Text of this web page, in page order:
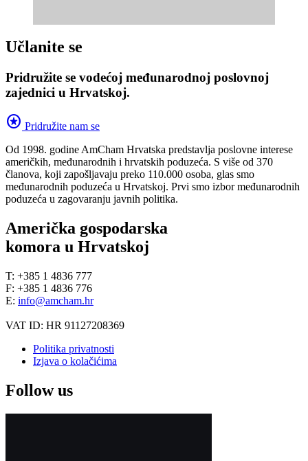
Učlanite se
Pridružite se vodećoj međunarodnoj poslovnoj
zajednici u Hrvatskoj.
stars Pridružite nam se
Od 1998. godine AmCham Hrvatska predstavlja poslovne interese
američkih, međunarodnih i hrvatskih poduzeća. S više od 370
članova, koji zapošljavaju preko 110.000 osoba, glas smo
međunarodnih poduzeća u Hrvatskoj. Prvi smo izbor međunarodnih
poduzeća u zagovaranju javnih politika.
Američka gospodarska
komora u Hrvatskoj
T: +385 1 4836 777
F: +385 1 4836 776
E: info@amcham.hr
VAT ID: HR 91127208369
Politika privatnosti
Izjava o kolačićima
Follow us